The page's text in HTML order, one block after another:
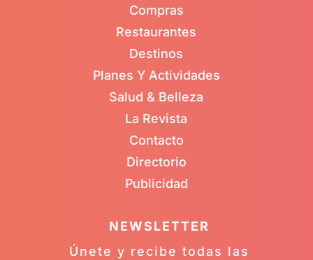
Compras
Restaurantes
Destinos
Planes Y Actividades
Salud & Belleza
La Revista
Contacto
Directorio
Publicidad
NEWSLETTER
Únete y recibe todas las